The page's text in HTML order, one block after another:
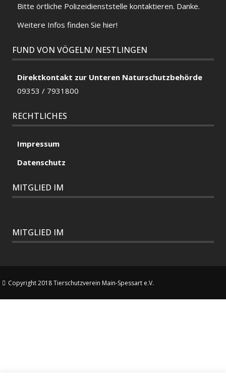
Bitte örtliche Polizeidienststelle kontaktieren. Danke.
Weitere Infos finden Sie hier!
FUND VON VÖGELN/ NESTLINGEN
Direktkontakt zur Unteren Naturschutzbehörde
09353 / 7931800
RECHTLICHES
Impressum
Datenschutz
MITGLIED IM
MITGLIED IM
Copyright 2018 Tierschutzverein Main-Spessart e.V.